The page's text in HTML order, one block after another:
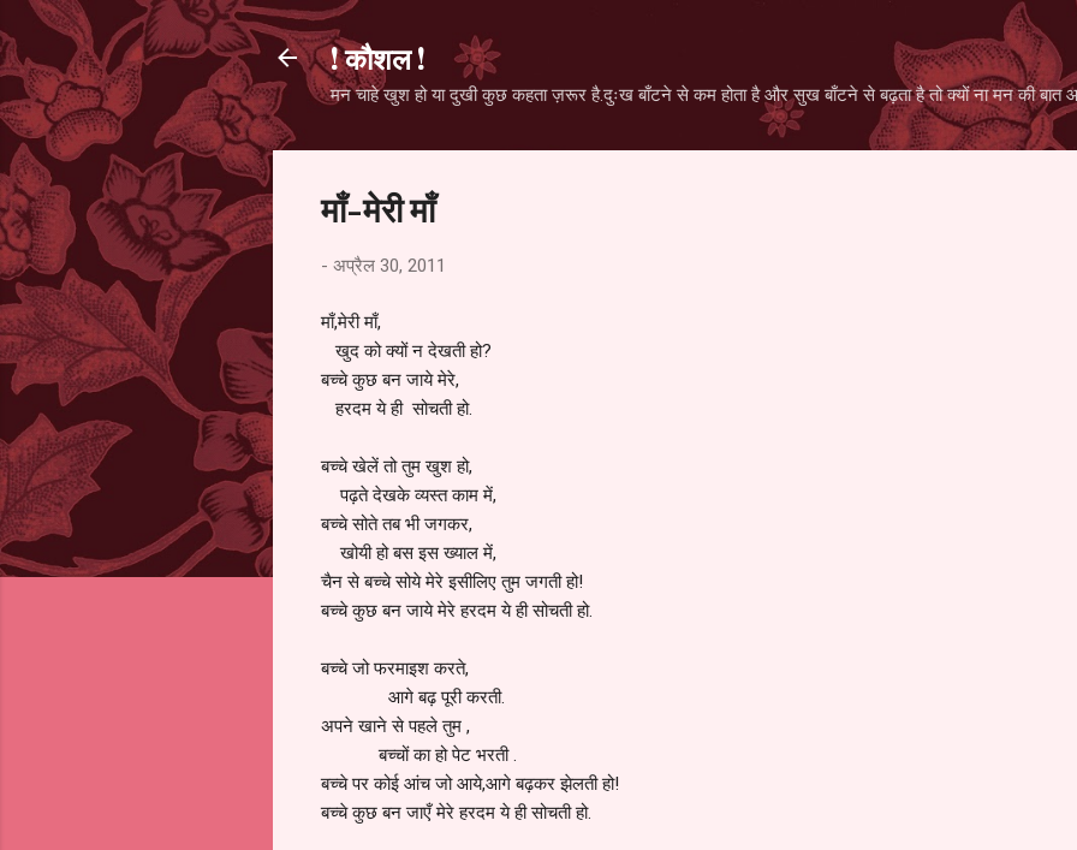
! कौशल !
मन चाहे खुश हो या दुखी कुछ कहता ज़रूर है.दुःख बाँटने से कम होता है और सुख बाँटने से बढ़ता है तो क्यों ना मन की बात
माँ-मेरी माँ
- अप्रैल 30, 2011
माँ,मेरी माँ,
खुद को क्यों न देखती हो?
बच्चे कुछ बन जाये मेरे,
हरदम ये ही सोचती हो.
बच्चे खेलें तो तुम खुश हो,
पढ़ते देखके व्यस्त काम में,
बच्चे सोते तब भी जगकर,
खोयी हो बस इस ख्याल में,
चैन से बच्चे सोये मेरे इसीलिए तुम जगती हो!
बच्चे कुछ बन जाये मेरे हरदम ये ही सोचती हो.
बच्चे जो फरमाइश करते,
आगे बढ़ पूरी करती.
अपने खाने से पहले तुम ,
बच्चों का हो पेट भरती .
बच्चे पर कोई आंच जो आये,आगे बढ़कर झेलती हो!
बच्चे कुछ बन जाएँ मेरे हरदम ये ही सोचती हो.